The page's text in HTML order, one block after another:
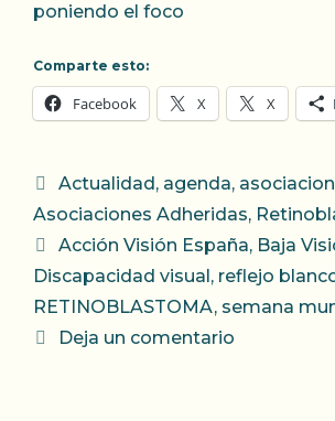
poniendo el foco
Comparte esto:
Facebook X X
Categorías
Actualidad , agenda,
Asociaciones Adheridas,
Etiquetas
Acción Visión España, Baja
Discapacidad visual , reflejo
RETINOBLASTOMA, semana
Deja un comentario